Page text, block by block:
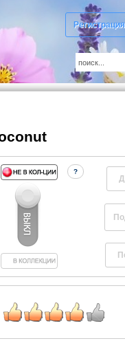
Регистрация
?